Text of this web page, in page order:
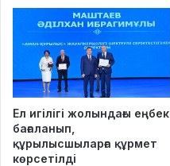
Ел игілігі жолындағы еңбек
бағаланып,
құрылысшыларға құрмет
көрсетілді